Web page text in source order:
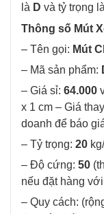
là D và tỷ trọng là
Thông số Mút
– Tên gọi: Mút
– Mã sản phẩm:
– Giá sỉ: 64.000
x 1 cm – Giá
doanh để báo
– Tỷ trọng: 20
– Độ cứng: 50
nếu đặt hàng
– Quy cách: